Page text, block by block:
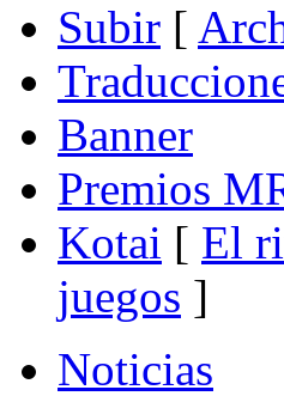
Subir [
Banner
Premios
Kotai [ El
juegos ]
Noticias